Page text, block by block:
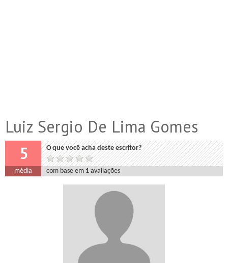
Luiz Sergio De Lima Gomes
5 O que você acha deste escritor?
média com base em 1 avaliações